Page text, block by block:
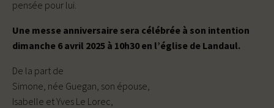
pensée pour lui.
Une messe anniversaire sera célébrée à son intention
dimanche 6 avril 2025 à 10h30 en l’église de Landaul.
De la part de
Simone, née Guegan, son épouse,
Isabelle et Yves Le Lorec,